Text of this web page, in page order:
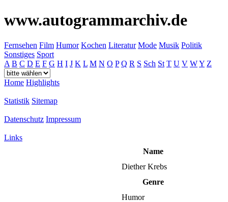
www.autogrammarchiv.de
Fernsehen Film Humor Kochen Literatur Mode Musik Politik
Sonstiges Sport
A B C D E F G H I J K L M N O P Q R S Sch St T U V WY Z
Home Highlights
Statistik Sitemap
Datenschutz Impressum
Links
Name
Diether Krebs
Genre
Humor